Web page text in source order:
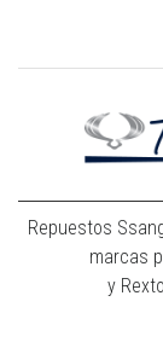
Repuestos
marcas
y